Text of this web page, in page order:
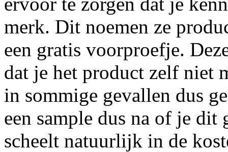
merk. Dit noemen ze
een gratis voorproefje.
dat je het product zelf niet
in sommige gevallen dus
een sample dus na of je
scheelt natuurlijk in de